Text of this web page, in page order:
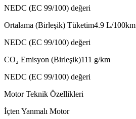
NEDC (EC 99/100) değeri
Ortalama (Birleşik) Tüketim4.9 L/100km
NEDC (EC 99/100) değeri
CO₂ Emisyon (Birleşik)111 g/km
NEDC (EC 99/100) değeri
Motor Teknik Özellikleri
İçten Yanmalı Motor